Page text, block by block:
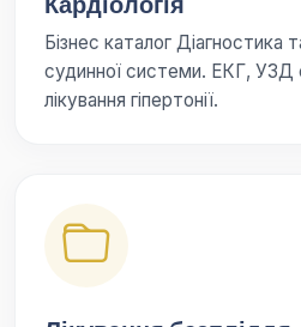
Бізнес каталог Діагностика
судинної системи. ЕКГ, УЗД
лікування гіпертонії.